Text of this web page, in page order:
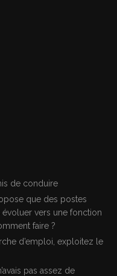
de conduire
que des postes
vers une fonction
faire ?
d’emploi, exploitez le
pas assez de